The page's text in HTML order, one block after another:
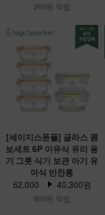
260원 적립
[세이지스푼풀] 글라스 콤
보세트 6P 이유식 유리 용
기 그릇 식기 보관 아기 유
아식 반찬통
62,000 40,300원
800원 적립